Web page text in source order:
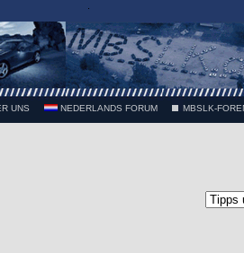
UNS NEDERLANDS FORUM MBSLK-